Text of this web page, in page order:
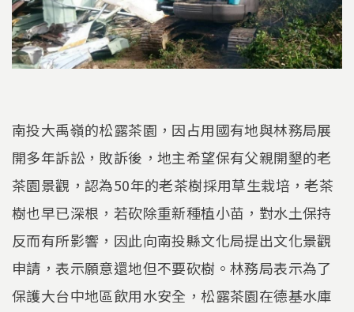
南投大禹嶺的松露茶園，因占用國有地與林務局展
開多年訴訟，敗訴後，地主希望保有父親開墾的老
茶園景觀，認為50年的老茶樹採用草生栽培，老茶
樹也早已深根，若砍除重新種植小苗，對水土保持
反而有所影響，因此向南投縣文化局提出文化景觀
申請，表示願意還地但不要砍樹。林務局表示為了
保護大台中地區飲用水安全，松露茶園在德基水庫